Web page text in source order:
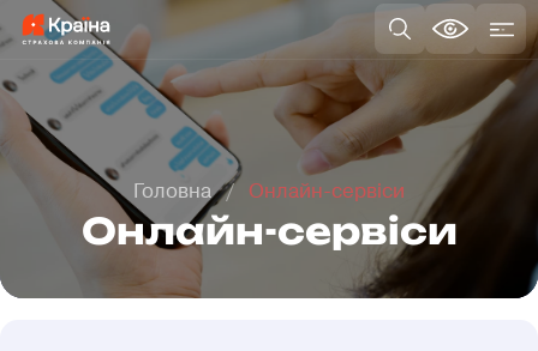
Головна Онлайн-сервіси
Онлайн-сервіси